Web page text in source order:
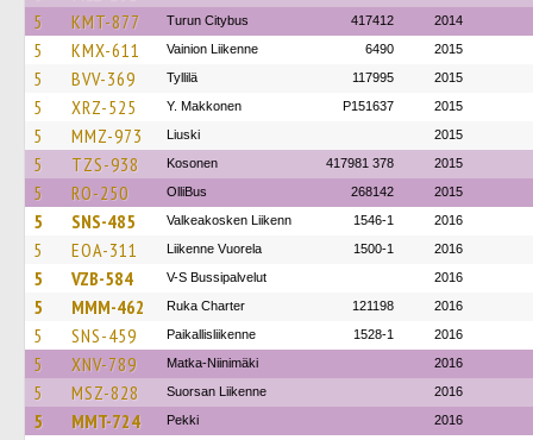
5 KMT-877 Turun Citybus 417412 2014
5 KMX-611 Vainion Liikenne 6490 2015
5 BVV-369 Tyllilä 117995 2015
5 XRZ-525 Y. Makkonen P151637 2015
5 MMZ-973 Liuski 2015
5 TZS-938 Kosonen 417981 378 2015
5 RO-250 OlliBus 268142 2015
5 SNS-485 Valkeakosken Liikenn 1546-1 2016
5 EOA-311 Liikenne Vuorela 1500-1 2016
5 VZB-584 V-S Bussipalvelut 2016
5 MMM-462 Ruka Charter 121198 2016
5 SNS-459 Paikallisliikenne 1528-1 2016
5 XNV-789 Matka-Niinimäki 2016
5 MSZ-828 Suorsan Liikenne 2016
5 MMT-724 Pekki 2016